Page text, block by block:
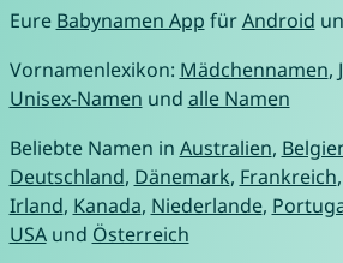
Eure Babynamen App fürAndroid
Vornamenlexikon: Mädchennamen,
Unisex-Namen und alle Namen
Beliebte Namen in Australien,
Deutschland, Dänemark, Frankreich,
Irland, Kanada, Niederlande,
USAund Österreich